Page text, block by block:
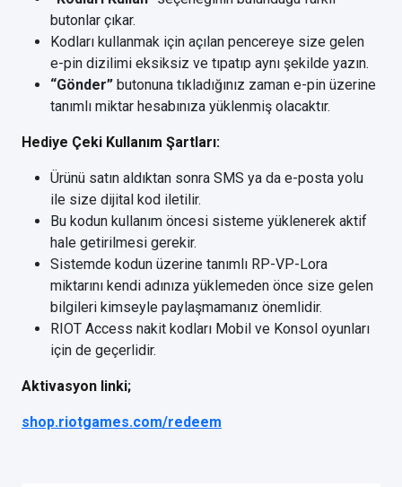
butonlar çıkar.
Kodları kullanmak için açılan pencereye size gelen
e-pin dizilimi eksiksiz ve tıpatıp aynı şekilde yazın.
“Gönder” butonuna tıkladığınız zaman e-pin üzerine
tanımlı miktar hesabınıza yüklenmiş olacaktır.
Hediye Çeki Kullanım Şartları:
Ürünü satın aldıktan sonra SMS ya da e-posta yolu
ile size dijital kod iletilir.
Bu kodun kullanım öncesi sisteme yüklenerek aktif
hale getirilmesi gerekir.
Sistemde kodun üzerine tanımlı RP-VP-Lora
miktarını kendi adınıza yüklemeden önce size gelen
bilgileri kimseyle paylaşmamanız önemlidir.
RIOT Access nakit kodları Mobil ve Konsol oyunları
için de geçerlidir.
Aktivasyon linki;
shop.riotgames.com/redeem